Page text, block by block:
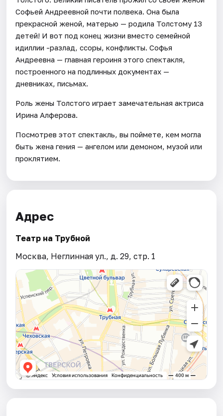
Софьей Андреевной почти полвека. Она была
прекрасной женой, матерью — родила Толстому 13
детей! И вот под конец жизни вместо семейной
идиллии -разлад, ссоры, конфликты. Софья
Андреевна — главная героиня этого спектакля,
построенного на подлинных документах —
дневниках, письмах.
Роль жены Толстого играет замечательная актриса
Ирина Алферова.
Посмотрев этот спектакль, вы поймете, кем могла
быть жена гения — ангелом или демоном, музой или
проклятием.
Адрес
Театр на Трубной
Москва, Неглинная ул., д. 29, стр. 1